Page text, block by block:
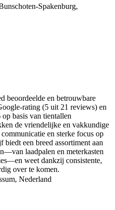
Spakenburg,
beoordeelde en betrouwbare
(5 uit 21 reviews) en
basis van tientallen
de vriendelijke en vakkundige
en sterke focus op
een breed assortiment aan
laadpalen en meterkasten
weet dankzij consistente,
over te komen.
Nederland